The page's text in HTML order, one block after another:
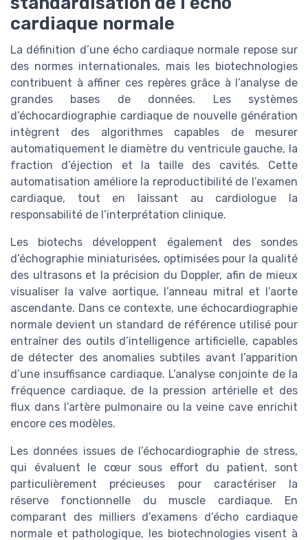
cardiaque normale
La définition d’une écho cardiaque normale repose sur
des normes internationales, mais les biotechnologies
contribuent à affiner ces repères grâce à l’analyse de
grandes bases de données. Les systèmes
d’échocardiographie cardiaque de nouvelle génération
intègrent des algorithmes capables de mesurer
automatiquement le diamètre du ventricule gauche, la
fraction d’éjection et la taille des cavités. Cette
automatisation améliore la reproductibilité de l’examen
cardiaque, tout en laissant au cardiologue la
responsabilité de l’interprétation clinique.
Les biotechs développent également des sondes
d’échographie miniaturisées, optimisées pour la qualité
des ultrasons et la précision du Doppler, afin de mieux
visualiser la valve aortique, l’anneau mitral et l’aorte
ascendante. Dans ce contexte, une échocardiographie
normale devient un standard de référence utilisé pour
entraîner des outils d’intelligence artificielle, capables
de détecter des anomalies subtiles avant l’apparition
d’une insuffisance cardiaque. L’analyse conjointe de la
fréquence cardiaque, de la pression artérielle et des
flux dans l’artère pulmonaire ou la veine cave enrichit
encore ces modèles.
Les données issues de l’échocardiographie de stress,
qui évaluent le cœur sous effort du patient, sont
particulièrement précieuses pour caractériser la
réserve fonctionnelle du muscle cardiaque. En
comparant des milliers d’examens d’écho cardiaque
normale et pathologique, les biotechnologies visent à